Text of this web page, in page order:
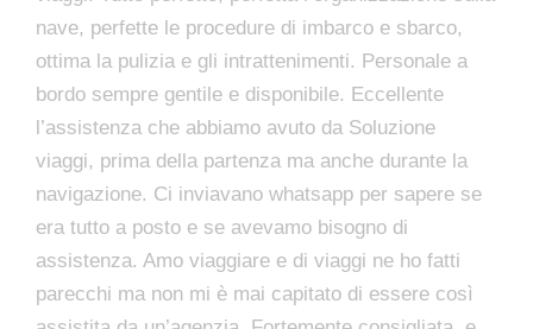
nave, perfette le procedure di imbarco e sbarco,
ottima la pulizia e gli intrattenimenti. Personale a
bordo sempre gentile e disponibile. Eccellente
l’assistenza che abbiamo avuto da Soluzione
viaggi, prima della partenza ma anche durante la
navigazione. Ci inviavano whatsapp per sapere se
era tutto a posto e se avevamo bisogno di
assistenza. Amo viaggiare e di viaggi ne ho fatti
parecchi ma non mi è mai capitato di essere così